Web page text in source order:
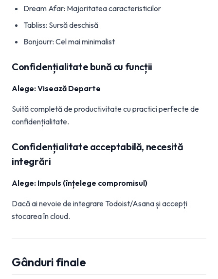
Dream Afar: Majoritatea caracteristicilor
Tabliss: Sursă deschisă
Bonjourr: Cel mai minimalist
Confidențialitate bună cu funcții
Alege: Visează Departe
Suită completă de productivitate cu practici perfecte de
confidențialitate.
Confidențialitate acceptabilă, necesită
integrări
Alege: Impuls (înțelege compromisul)
Dacă ai nevoie de integrare Todoist/Asana și accepți
stocarea în cloud.
Gânduri finale